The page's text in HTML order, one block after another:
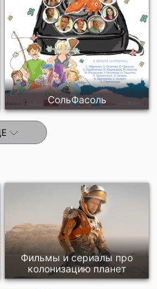
СольФасоль
Фильмы и сериалы про
колонизацию планет